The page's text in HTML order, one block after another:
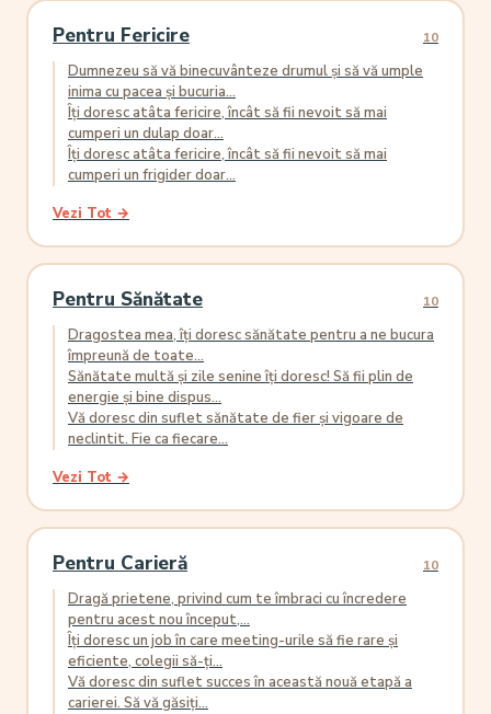
Pentru Fericire 10
Dumnezeu să vă binecuvânteze drumul și să vă umple
inima cu pacea și bucuria...
Îți doresc atâta fericire, încât să fii nevoit să mai
cumperi un dulap doar...
Îți doresc atâta fericire, încât să fii nevoit să mai
cumperi un frigider doar...
Vezi Tot →
Pentru Sănătate 10
Dragostea mea, îți doresc sănătate pentru a ne bucura
împreună de toate...
Sănătate multă și zile senine îți doresc! Să fii plin de
energie și bine dispus...
Vă doresc din suflet sănătate de fier și vigoare de
neclintit. Fie ca fiecare...
Vezi Tot →
Pentru Carieră 10
Dragă prietene, privind cum te îmbraci cu încredere
pentru acest nou început,...
Îți doresc un job în care meeting-urile să fie rare și
eficiente, colegii să-ți...
Vă doresc din suflet succes în această nouă etapă a
carierei. Să vă găsiți...